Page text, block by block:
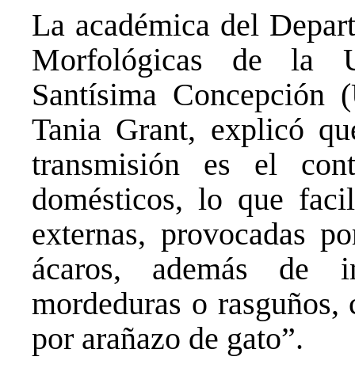
La académica del
Morfológicas de la
Santísima Concepción
Tania Grant, explicó
transmisión es el
domésticos, lo que
externas, provocadas
ácaros, además de
mordeduras o
por arañazo de gato”.